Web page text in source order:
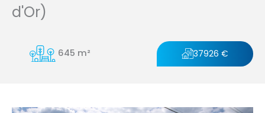
d'Or)
645 m² 37926 €